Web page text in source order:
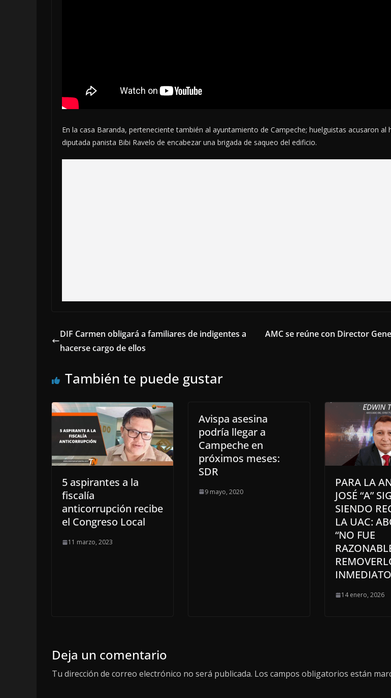
En la casa Baranda, perteneciente también al ayuntamiento de Campeche; huelguistas acusaron al
diputada panista Bibi Ravelo de encabezar una brigada de saqueo del edificio.
DIF Carmen obligará a familiares de indigentes a
hacerse cargo de ellos
AMC se reúne con Director
También te puede gustar
5 aspirantes a la
fiscalía
anticorrupción recibe
el Congreso Local
11 marzo, 2023
Avispa asesina
podría llegar a
Campeche en
próximos meses:
SDR
9 mayo, 2020
PARA LA
JOSÉ “A”
SIENDO
LA UAC:
“NO FUE
14 enero, 2026
Deja un comentario
Tu dirección de correo electrónico no será publicada. Los campos obligatorios están